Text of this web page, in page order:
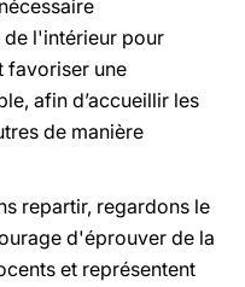
l'intérieur pour
favoriser une
afin d’accueillir les
de manière
repartir, regardons le
d'éprouver de la
et représentent